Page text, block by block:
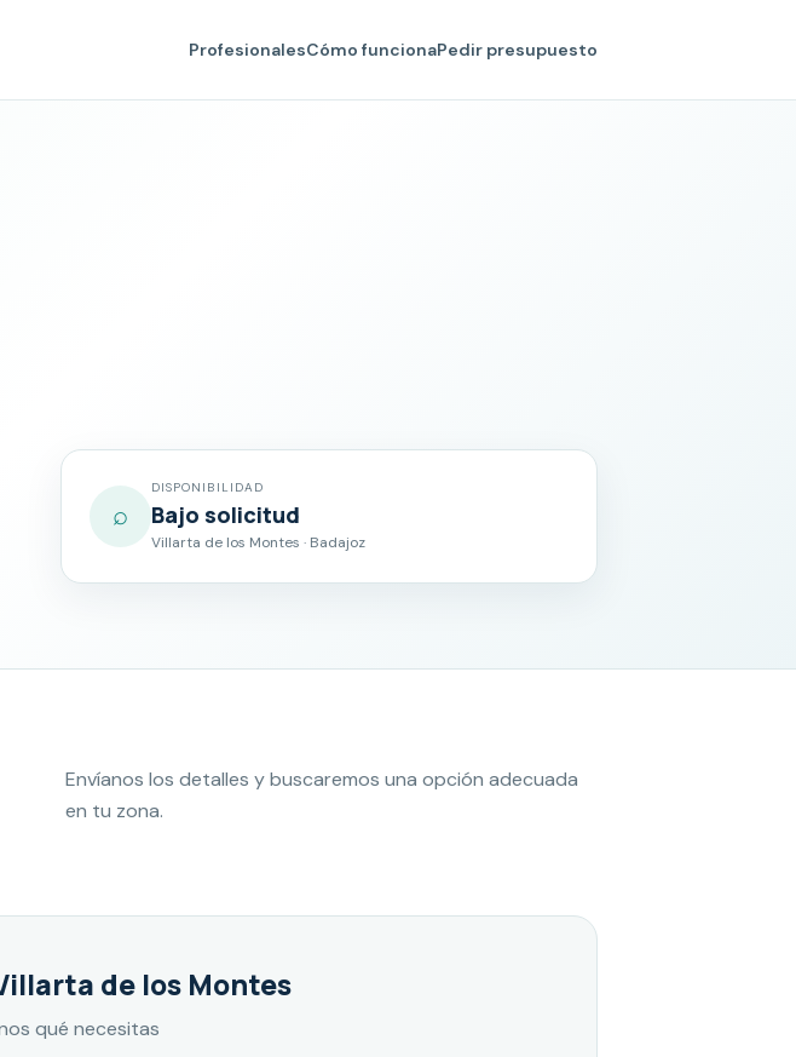
ProfesionalesCómo funcionaPedir presupuesto
⌕
DISPONIBILIDAD
Bajo solicitud
Villarta de los Montes · Badajoz
Envíanos los detalles y buscaremos una opción adecuada
en tu zona.
de los Montes
qué necesitas